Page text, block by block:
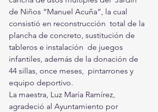
de Niños “Manuel Acuña”, la cual
consistió en reconstrucción  total de la
plancha de concreto, sustitución de
tableros e instalación  de juegos
infantiles, además de la donación de
44 sillas, once meses,  pintarrones y
equipo deportivo.
La maestra, Luz María Ramírez,
agradeció al Ayuntamiento por